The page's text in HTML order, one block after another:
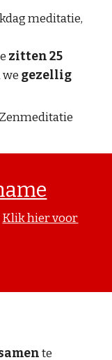
meditatie,
zitten25
we gezellig
Klik hier voor
te